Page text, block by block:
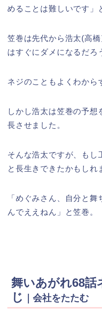
めることは難しいです」
笠巻は先代から浩太(高
はすぐにダメになるだろ
ネジのこともよくわから
しかし浩太は笠巻の予想
長させました。
そんな浩太ですが、もし
と長生きできたかもしれ
「めぐみさん、自分と
んでええねん」と笠巻。
舞いあがれ68話
じ
｜会社をたたむ